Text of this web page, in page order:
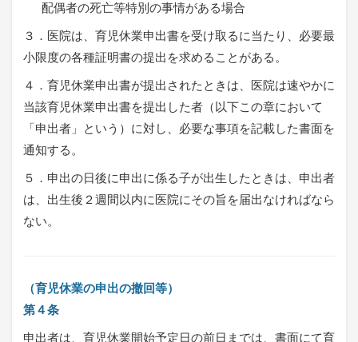
配偶者の死亡等特別の事情がある場合
３．医院は、育児休業申出書を受け取るに当たり、必要最
小限度の各種証明書の提出を求めることがある。
４．育児休業申出書が提出されたときは、医院は速やかに
当該育児休業申出書を提出した者（以下この章において
「申出者」という）に対し、必要な事項を記載した書面を
通知する。
５．申出の日後に申出に係る子が出生したときは、申出者
は、出生後２週間以内に医院にその旨を届出なければなら
ない。
（育児休業の申出の撤回等）
第４条
申出者は、育児休業開始予定日の前日までは、書面にて育